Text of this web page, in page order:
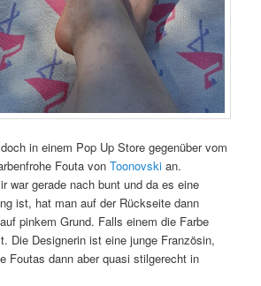
in einem Pop Up Store gegenüber vom
Fouta vonToonovskian.
war gerade nach bunt und da es eine
ist, hat man auf der Rückseite dann
pinkem Grund. Falls einem die Farbe
Die Designerin ist eine junge Französin,
Foutas dann aber quasi stilgerecht in